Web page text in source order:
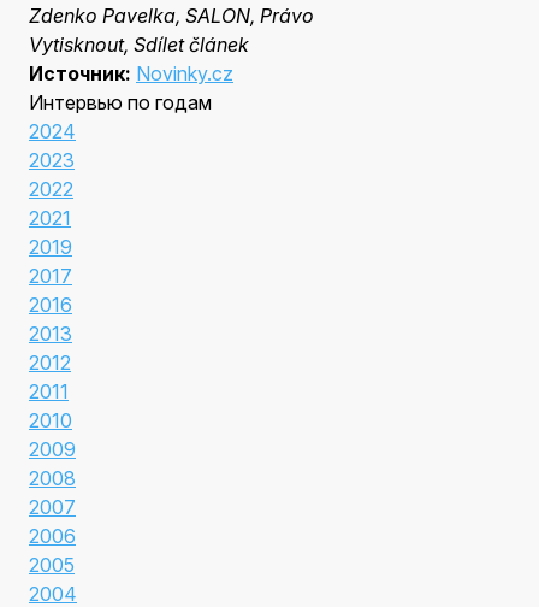
Zdenko Pavelka, SALON, Právo
Vytisknout, Sdílet článek
Источник: Novinky.cz
Интервью по годам
2024
2023
2022
2021
2019
2017
2016
2013
2012
2011
2010
2009
2008
2007
2006
2005
2004